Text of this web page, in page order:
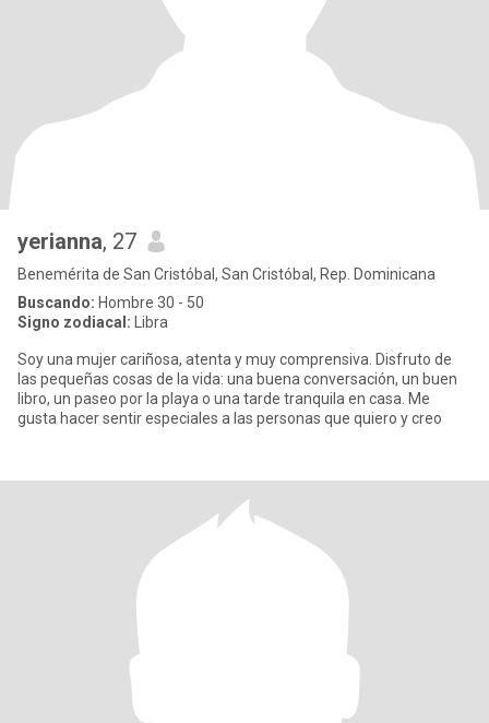
yerianna, 27
Benemérita de San Cristóbal, San Cristóbal, Rep. Dominicana
Buscando: Hombre 30 - 50
Signo zodiacal: Libra
Soy una mujer cariñosa, atenta y muy comprensiva. Disfruto de
las pequeñas cosas de la vida: una buena conversación, un buen
libro, un paseo por la playa o una tarde tranquila en casa. Me
gusta hacer sentir especiales a las personas que quiero y creo